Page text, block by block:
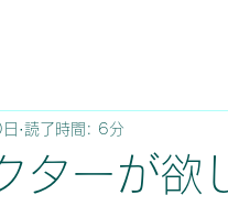
ターが欲
読了時間: 6分